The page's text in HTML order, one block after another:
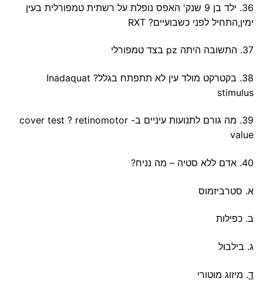
36. ילד בן 9 שנק' האפס נופלת על רשתית טמפורלית בעין
ימין,התחיל לפני כשבועיים? RXT
37. התשובה היתה pz בצד טמפורלי
38. בקטרקט מולד עין לא תתפתח בגלל? Inadaquat
stimulus
39. מה גורם לתנועות עיניים ב- cover test ? retinomotor
value
40. אדם ללא סטיה – מה נניח?
א. סטרביזמוס
ב. כפילות
ג. בילבול
ד. מיזוג מוטורי